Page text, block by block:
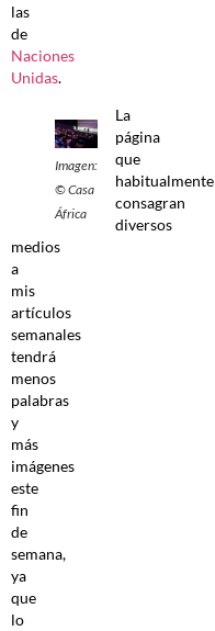
las
de
Naciones
Unidas.
Imagen:
© Casa
África
La
página
que
habitualmente
consagran
diversos
medios
a
mis
artículos
semanales
tendrá
menos
palabras
y
más
imágenes
este
fin
de
semana,
ya
que
lo